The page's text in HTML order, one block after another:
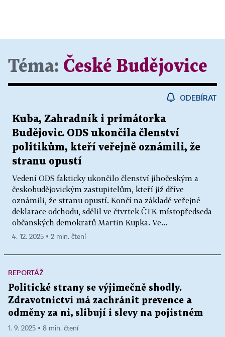
Téma: České Budějovice
ODEBÍRAT
Kuba, Zahradník i primátorka
Budějovic. ODS ukončila členství
politikům, kteří veřejně oznámili, že
stranu opustí
Vedení ODS fakticky ukončilo členství jihočeským a
českobudějovickým zastupitelům, kteří již dříve
oznámili, že stranu opustí. Končí na základě veřejné
deklarace odchodu, sdělil ve čtvrtek ČTK místopředseda
občanských demokratů Martin Kupka. Ve...
4. 12. 2025 ▪ 2 min. čtení
REPORTÁŽ
Politické strany se výjimečně shodly.
Zdravotnictví má zachránit prevence a
odměny za ni, slibují i slevy na pojistném
1. 9. 2025 ▪ 8 min. čtení